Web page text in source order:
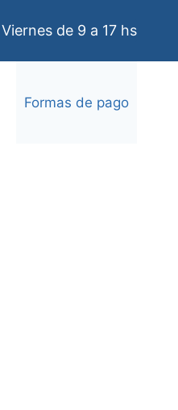
de 9 a 17 hs
Formas de pago